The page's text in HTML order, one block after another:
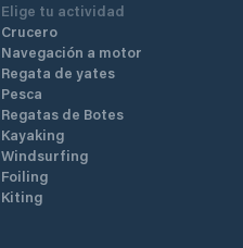
Elige tu actividad
Crucero
Navegación a motor
Regata de yates
Pesca
Regatas de Botes
Kayaking
Windsurfing
Foiling
Kiting